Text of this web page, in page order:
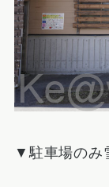
▼駐車場のみ